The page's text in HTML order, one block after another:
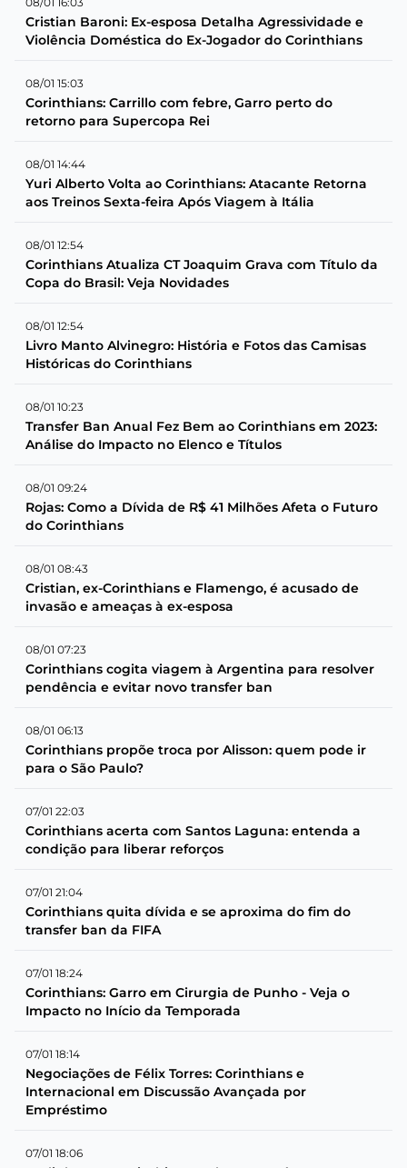
Cristian Baroni: Ex-esposa Detalha Agressividade e
Violência Doméstica do Ex-Jogador do Corinthians
08/01 15:03
Corinthians: Carrillo com febre, Garro perto do
retorno para Supercopa Rei
08/01 14:44
Yuri Alberto Volta ao Corinthians: Atacante Retorna
aos Treinos Sexta-feira Após Viagem à Itália
08/01 12:54
Corinthians Atualiza CT Joaquim Grava com Título da
Copa do Brasil: Veja Novidades
08/01 12:54
Livro Manto Alvinegro: História e Fotos das Camisas
Históricas do Corinthians
08/01 10:23
Transfer Ban Anual Fez Bem ao Corinthians em 2023:
Análise do Impacto no Elenco e Títulos
08/01 09:24
Rojas: Como a Dívida de R$ 41 Milhões Afeta o Futuro
do Corinthians
08/01 08:43
Cristian, ex-Corinthians e Flamengo, é acusado de
invasão e ameaças à ex-esposa
08/01 07:23
Corinthians cogita viagem à Argentina para resolver
pendência e evitar novo transfer ban
08/01 06:13
Corinthians propõe troca por Alisson: quem pode ir
para o São Paulo?
07/01 22:03
Corinthians acerta com Santos Laguna: entenda a
condição para liberar reforços
07/01 21:04
Corinthians quita dívida e se aproxima do fim do
transfer ban da FIFA
07/01 18:24
Corinthians: Garro em Cirurgia de Punho - Veja o
Impacto no Início da Temporada
07/01 18:14
Negociações de Félix Torres: Corinthians e
Internacional em Discussão Avançada por
Empréstimo
07/01 18:06